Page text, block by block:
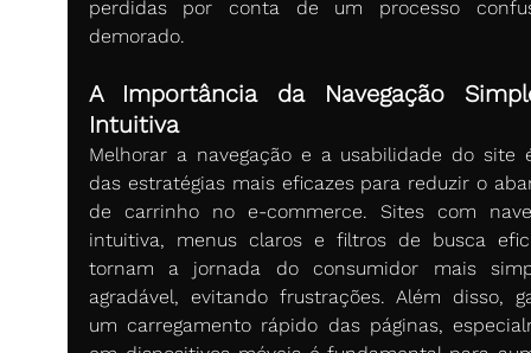
perdidas por conta de um processo
demorado.
A Importância da Navegação
Intuitiva
Melhorar a navegação e a usabilidade do site
das estratégias mais eficazes para reduzir o
de carrinho no e-commerce. Sites com
intuitiva, menus claros e filtros de busca
tornam a jornada do consumidor mais
agradável, evitando frustrações. Além disso,
um carregamento rápido das páginas,